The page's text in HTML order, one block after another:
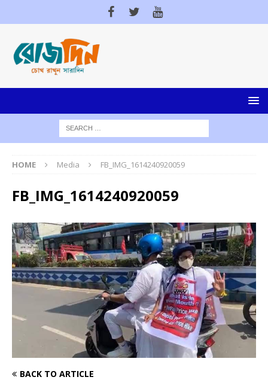
HOME Media FB_IMG_1614240920059
FB_IMG_1614240920059
BACK TO ARTICLE